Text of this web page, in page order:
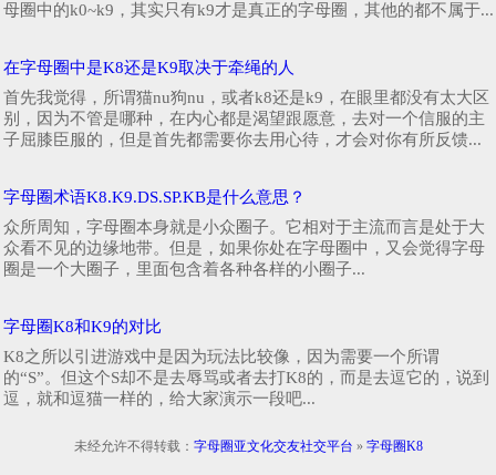
母圈中的k0~k9，其实只有k9才是真正的字母圈，其他的都不属于...
在字母圈中是K8还是K9取决于牵绳的人
首先我觉得，所谓猫nu狗nu，或者k8还是k9，在眼里都没有太大区
别，因为不管是哪种，在内心都是渴望跟愿意，去对一个信服的主
子屈膝臣服的，但是首先都需要你去用心待，才会对你有所反馈...
字母圈术语K8.K9.DS.SP.KB是什么意思？
众所周知，字母圈本身就是小众圈子。它相对于主流而言是处于大
众看不见的边缘地带。但是，如果你处在字母圈中，又会觉得字母
圈是一个大圈子，里面包含着各种各样的小圈子...
字母圈K8和K9的对比
K8之所以引进游戏中是因为玩法比较像，因为需要一个所谓
的“S”。但这个S却不是去辱骂或者去打K8的，而是去逗它的，说到
逗，就和逗猫一样的，给大家演示一段吧...
未经允许不得转载： 字母圈亚文化交友社交平台 » 字母圈K8